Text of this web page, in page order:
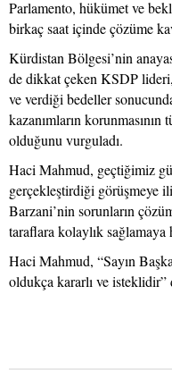
Parlamento, hükümet ve
birkaç saat içinde çözüme
Kürdistan Bölgesi’nin
de dikkat çeken KSDP
ve verdiği bedeller
kazanımların
olduğunu vurguladı.
Haci Mahmud, geçtiğimiz
gerçekleştirdiği görüşmeye
Barzani’nin sorunların
taraflara kolaylık
Haci Mahmud, “Sayın
oldukça kararlı ve isteklidir”